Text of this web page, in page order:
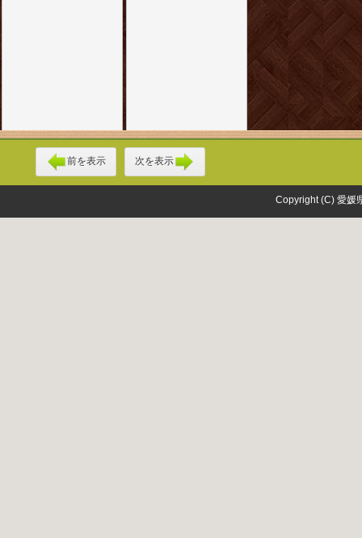
前を表示 次を表示
Copyright (C) 愛媛